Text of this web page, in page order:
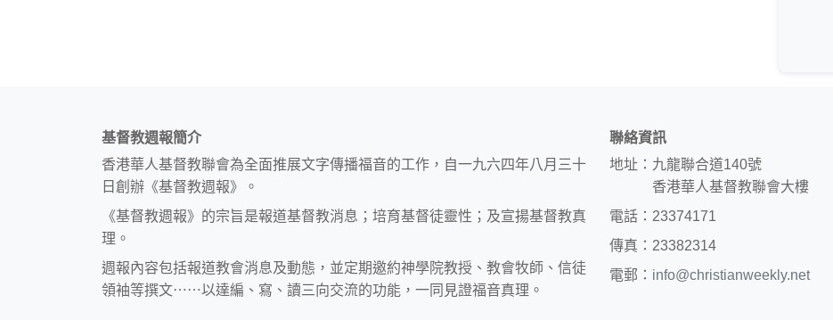
基督教週報簡介
香港華人基督教聯會為全面推展文字傳播福音的工作，自一九六四年八月三十
日創辦《基督教週報》。
《基督教週報》的宗旨是報道基督教消息；培育基督徒靈性；及宣揚基督教真
理。
週報內容包括報道教會消息及動態，並定期邀約神學院教授、教會牧師、信徒
領袖等撰文⋯⋯以達編、寫、讀三向交流的功能，一同見證福音真理。
聯絡資訊
地址：九龍聯合道140號
香港華人基督教聯會大樓
電話：23374171
傳真：23382314
電郵： info@christianweekly.net